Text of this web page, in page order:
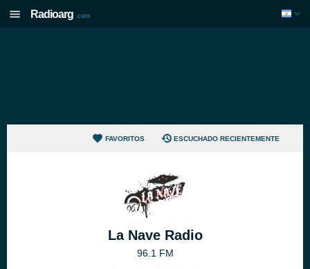
Radioarg .com
FAVORITOS ESCUCHADO RECIENTEMENTE
La Nave Radio
96.1 FM